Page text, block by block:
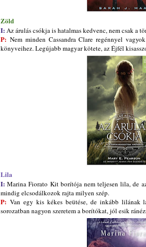
Zöld
I: Az árulás csókja is hatalmas kedvenc, nem csak a
P: Nem minden Cassandra Clare regénnyel
könyveihez. Legújabb magyar kötete, az Éjfél
Lila
I:Marina Fiorato Kit borítója nem teljesen lila, de
mindig elcsodálkozok rajta milyen szép.
P: Van egy kis kékes beütése, de inkább lilának
sorozatban nagyon szeretem a borítókat, jól esik